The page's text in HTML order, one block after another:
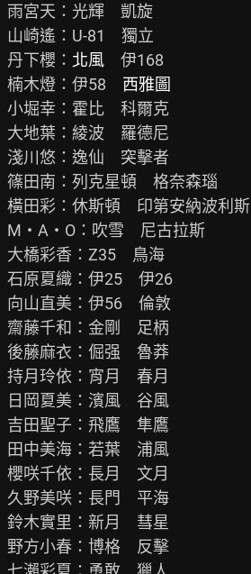
雨宮天：光輝　凱旋
山崎遙：U-81　獨立
丹下櫻： 北風 伊168
楠木燈：伊58 西雅圖
小堀幸：霍比　科爾克
大地葉：綾波　羅德尼
淺川悠：逸仙　突擊者
篠田南：列克星頓　格奈森瑙
橫田彩：休斯頓　印第安納波利斯
M‧A‧O：吹雪　尼古拉斯
大橋彩香：Z35　鳥海
石原夏織：伊25　伊26
向山直美：伊56　倫敦
齋藤千和：金剛　足柄
後藤麻衣：倔强　魯莽
持月玲依：宵月　春月
日岡夏美：濱風　谷風
吉田聖子：飛鷹　隼鷹
田中美海：若葉　浦風
櫻咲千依：長月　文月
久野美咲：長門　平海
鈴木實里：新月　彗星
野方小春：博格　反擊